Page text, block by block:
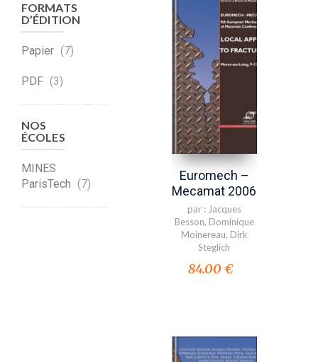
FORMATS
D’ÉDITION
Papier (7)
PDF (3)
NOS
ÉCOLES
MINES
ParisTech (7)
Euromech –
Mecamat 2006
par : Jacques
Besson, Dominique
Moinereau, Dirk
Steglich
84.00 €